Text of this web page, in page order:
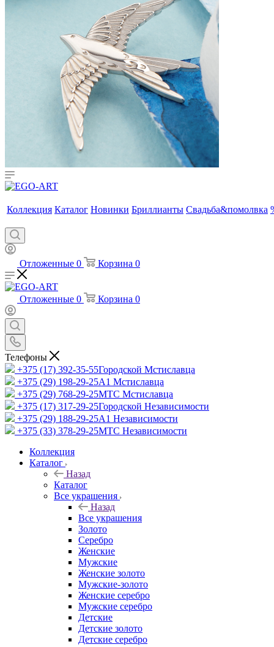
Коллекция Каталог Новинки Бриллианты Свадьба&помолвка
Отложенные 0 Корзина 0
Отложенные 0 Корзина 0
Телефоны
+375 (17) 392-35-55Городской Мстиславца
+375 (29) 198-29-25A1 Мстиславца
+375 (29) 768-29-25МТС Мстиславца
+375 (17) 317-29-25Городской Независимости
+375 (29) 188-29-25A1 Независимости
+375 (33) 378-29-25МТС Независимости
Коллекция
Каталог
Назад
Каталог
Все украшения
Назад
Все украшения
Золото
Серебро
Женские
Мужские
Женские золото
Мужские-золото
Женские серебро
Мужские серебро
Детские
Детские золото
Детские серебро